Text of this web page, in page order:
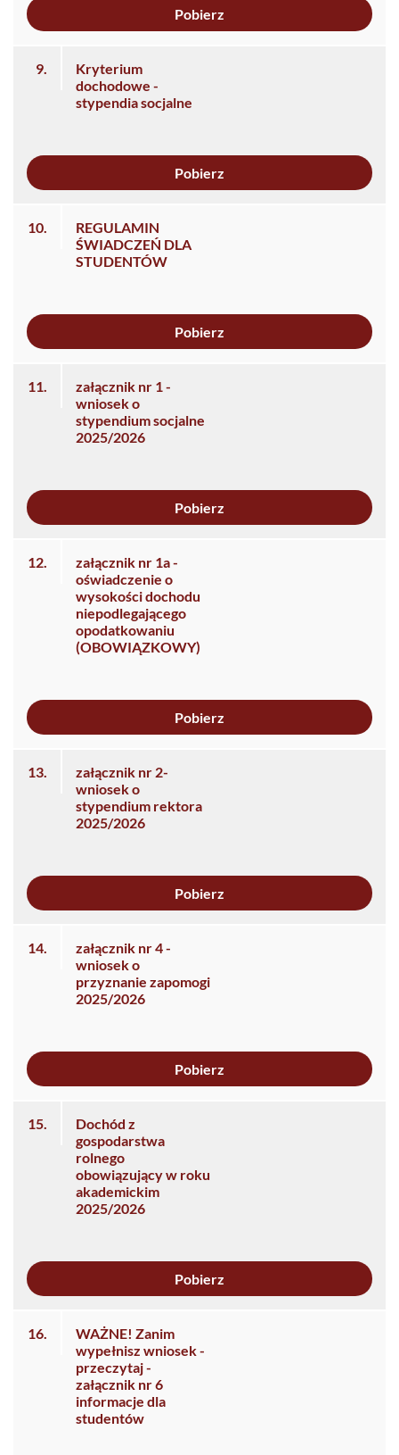
Pobierz
9.
Kryterium
dochodowe -
stypendia socjalne
Pobierz
10.
REGULAMIN
ŚWIADCZEŃ DLA
STUDENTÓW
Pobierz
11.
załącznik nr 1 -
wniosek o
stypendium socjalne
2025/2026
Pobierz
12.
załącznik nr 1a -
oświadczenie o
wysokości dochodu
niepodlegającego
opodatkowaniu
(OBOWIĄZKOWY)
Pobierz
13.
załącznik nr 2-
wniosek o
stypendium rektora
2025/2026
Pobierz
14.
załącznik nr 4 -
wniosek o
przyznanie zapomogi
2025/2026
Pobierz
15.
Dochód z
gospodarstwa
rolnego
obowiązujący w roku
akademickim
2025/2026
Pobierz
16.
WAŻNE! Zanim
wypełnisz wniosek -
przeczytaj -
załącznik nr 6
informacje dla
studentów